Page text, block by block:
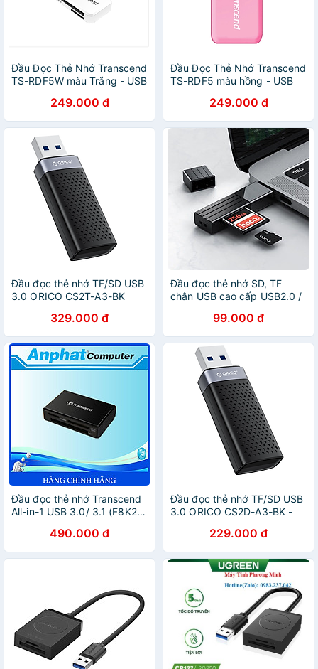
Đầu Đọc Thẻ Nhớ Transcend
TS-RDF5W màu Trắng - USB
249.000 đ
Đầu Đọc Thẻ Nhớ Transcend
TS-RDF5 màu hồng - USB
249.000 đ
Đầu đọc thẻ nhớ TF/SD USB
3.0 ORICO CS2T-A3-BK
Hàng chính hãng
329.000 đ
Đầu đọc thẻ nhớ SD, TF
chân USB cao cấp USB2.0 /
99.000 đ
Đầu đọc thẻ nhớ Transcend
All-in-1 USB 3.0/ 3.1 (F8K2) -
490.000 đ
Đầu đọc thẻ nhớ TF/SD USB
3.0 ORICO CS2D-A3-BK -
229.000 đ